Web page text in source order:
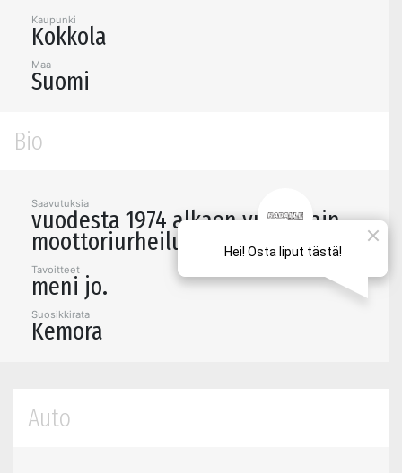
Kaupunki
Kokkola
Maa
Suomi
Bio
Saavutuksia
vuodesta 1974 alkaen vuosittain
moottoriurheilua eri muodoissa.
Tavoitteet
meni jo.
Suosikkirata
Kemora
Auto